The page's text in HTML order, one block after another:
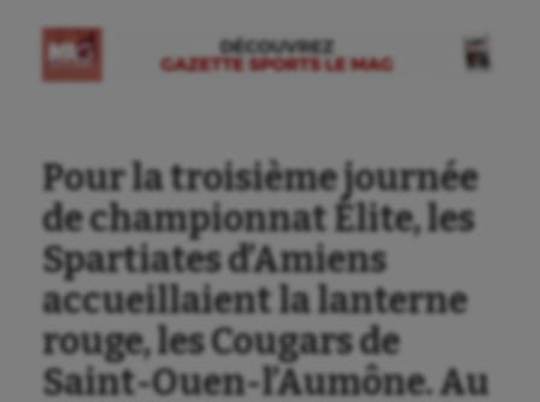
Pour la troisième journée
de championnat Élite, les
Spartiates d’Amiens
accueillaient la lanterne
rouge, les Cougars de
Saint-Ouen-l’Aumône. Au